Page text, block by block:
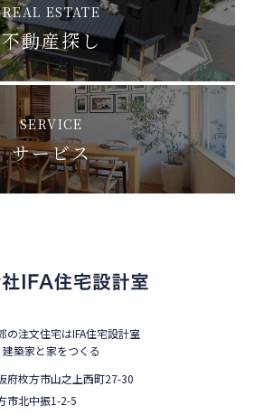
REAL ESTATE
不動産探し
SERVICE
サービス
の注文住宅はIFA住宅設計室
建築家と家をつくる
府枚方市山之上西町27-30
市北中振1-2-5